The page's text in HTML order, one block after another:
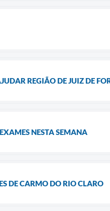
REGIÃO DE JUIZ DE
NESTA SEMANA
DE CARMO DO RIO CLARO